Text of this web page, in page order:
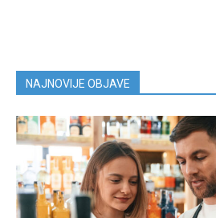
NAJNOVIJE OBJAVE